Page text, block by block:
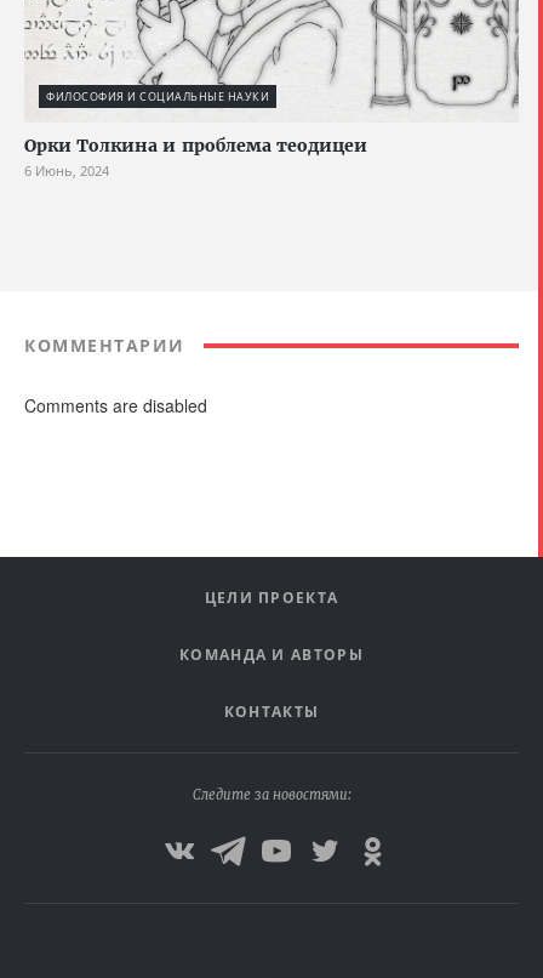
ФИЛОСОФИЯ И СОЦИАЛЬНЫЕ НАУКИ
Орки Толкина и проблема теодицеи
6 Июнь, 2024
КОММЕНТАРИИ
Comments are disabled
ЦЕЛИ ПРОЕКТА
КОМАНДА И АВТОРЫ
КОНТАКТЫ
Следите за новостями: